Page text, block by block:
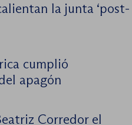
la junta ‘post-
cumplió
apagón
Corredor el